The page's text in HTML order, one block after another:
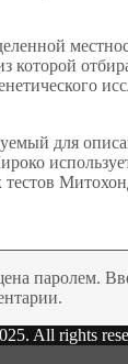
которой
для
тестов
паролем.
All rights